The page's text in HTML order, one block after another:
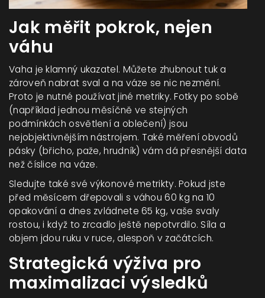
Jak měřit pokrok, nejen
váhu
Vaha je klamný ukazatel. Můžete zhubnout tuk a
zároveň nabrat sval a na váze se nic nezmění.
Proto je nutné používat jiné metriky. Fotky po sobě
(například jednou měsíčně ve stejných
podmínkách osvětlení a oblečení) jsou
nejobjektivnějším nástrojem. Také měření obvodů
pásky (břicho, paže, hrudník) vám dá přesnější data
než číslice na váze.
Sledujte také své výkonové metrikty. Pokud jste
před měsícem dřepovali s váhou 60 kg na 10
opakování a dnes zvládnete 65 kg, vaše svaly
rostou, i když to zrcadlo ještě nepotvrdilo. Síla a
objem jdou ruku v ruce, alespoň v začátcích.
Strategická výživa pro
maximalizaci výsledků